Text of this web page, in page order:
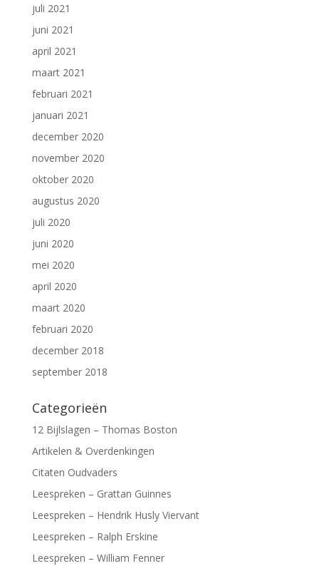
juli 2021
juni 2021
april 2021
maart 2021
februari 2021
januari 2021
december 2020
november 2020
oktober 2020
augustus 2020
juli 2020
juni 2020
mei 2020
april 2020
maart 2020
februari 2020
december 2018
september 2018
Categorieën
12 Bijlslagen – Thomas Boston
Artikelen & Overdenkingen
Citaten Oudvaders
Leespreken – Grattan Guinnes
Leespreken – Hendrik Husly Viervant
Leespreken – Ralph Erskine
Leespreken – William Fenner